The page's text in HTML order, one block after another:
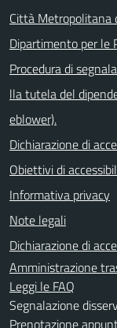
Città Metropolitana
Dipartimento per le
Procedura di
lla tutela del
eblower).
Dichiarazione di
Obiettivi di
Informativa privacy
Note legali
Dichiarazione di
Amministrazione
Leggi le FAQ
Segnalazione
Prenotazione